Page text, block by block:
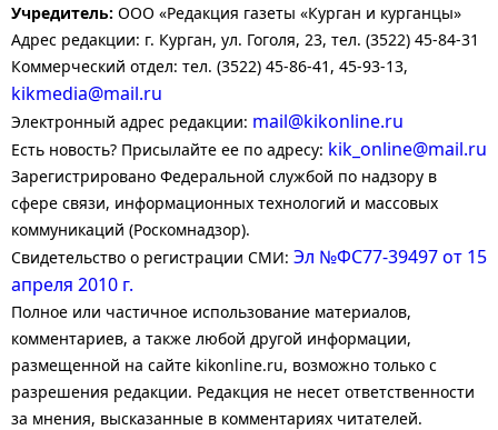
Учредитель: ООО «Редакция газеты «Курган и курганцы»
Адрес редакции: г. Курган, ул. Гоголя, 23, тел. (3522) 45-84-31
Коммерческий отдел: тел. (3522) 45-86-41, 45-93-13,
kikmedia@mail.ru
Электронный адрес редакции: mail@kikonline.ru
Есть новость? Присылайте ее по адресу: kik_online@mail.ru
Зарегистрировано Федеральной службой по надзору в
сфере связи, информационных технологий и массовых
коммуникаций (Роскомнадзор).
Свидетельство о регистрации СМИ: Эл №ФС77-39497 от 15
апреля 2010 г.
Полное или частичное использование материалов,
комментариев, а также любой другой информации,
размещенной на сайте kikonline.ru, возможно только с
разрешения редакции. Редакция не несет ответственности
за мнения, высказанные в комментариях читателей.